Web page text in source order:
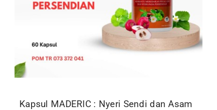
Kapsul MADERIC : Nyeri Sendi dan Asam